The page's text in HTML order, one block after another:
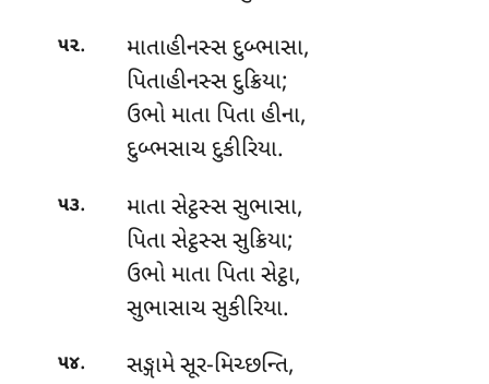
૫૨.
માતાહીનસ્સ દુબ્ભાસા,
પિતાહીનસ્સ દુક્રિયા;
ઉભો માતા પિતા હીના,
દુબ્ભસાચ દુકીરિયા.
૫૩.
માતા સેટ્ઠસ્સ સુભાસા,
પિતા સેટ્ઠસ્સ સુક્રિયા;
ઉભો માતા પિતા સેટ્ઠા,
સુભાસાચ સુકીરિયા.
૫૪.
સઙ્ગામે સૂર-મિચ્છન્તિ,